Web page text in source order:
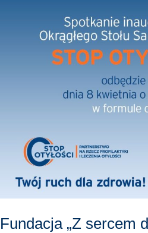
Fundacja „Z sercem
zaprasza
przedstawicieli
lokalnych
włączenia